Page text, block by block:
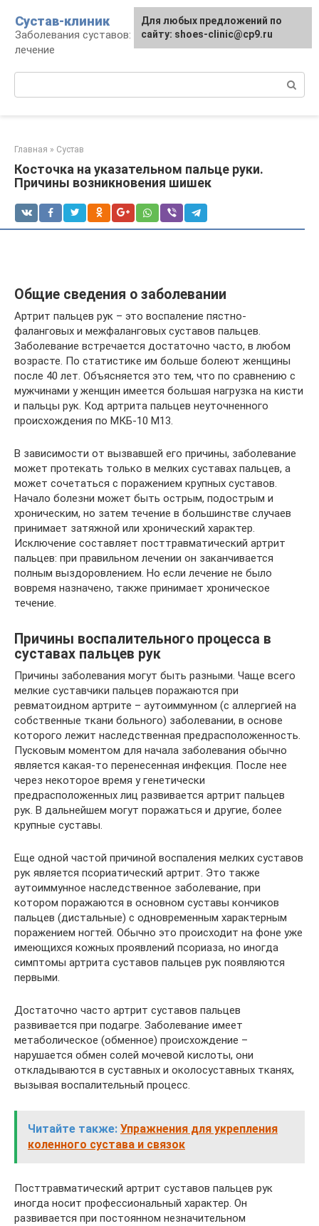
контенту
Сустав-клиник
Заболевания суставов: профилактика и
лечение
Главная » Сустав
Косточка на указательном пальце руки.
Причины возникновения шишек
Общие сведения о заболевании
Артрит пальцев рук – это воспаление пястно-
фаланговых и межфаланговых суставов пальцев.
Заболевание встречается достаточно часто, в любом
возрасте. По статистике им больше болеют женщины
после 40 лет. Объясняется это тем, что по сравнению с
мужчинами у женщин имеется большая нагрузка на кисти
и пальцы рук. Код артрита пальцев неуточненного
происхождения по МКБ-10 М13.
В зависимости от вызвавшей его причины, заболевание
может протекать только в мелких суставах пальцев, а
может сочетаться с поражением крупных суставов.
Начало болезни может быть острым, подострым и
хроническим, но затем течение в большинстве случаев
принимает затяжной или хронический характер.
Исключение составляет посттравматический артрит
пальцев: при правильном лечении он заканчивается
полным выздоровлением. Но если лечение не было
вовремя назначено, также принимает хроническое
течение.
Причины воспалительного процесса в
суставах пальцев рук
Причины заболевания могут быть разными. Чаще всего
мелкие суставчики пальцев поражаются при
ревматоидном артрите – аутоиммунном (с аллергией на
собственные ткани больного) заболевании, в основе
которого лежит наследственная предрасположенность.
Пусковым моментом для начала заболевания обычно
является какая-то перенесенная инфекция. После нее
через некоторое время у генетически
предрасположенных лиц развивается артрит пальцев
рук. В дальнейшем могут поражаться и другие, более
крупные суставы.
Еще одной частой причиной воспаления мелких суставов
рук является псориатический артрит. Это также
аутоиммунное наследственное заболевание, при
котором поражаются в основном суставы кончиков
пальцев (дистальные) с одновременным характерным
поражением ногтей. Обычно это происходит на фоне уже
имеющихся кожных проявлений псориаза, но иногда
симптомы артрита суставов пальцев рук появляются
первыми.
Достаточно часто артрит суставов пальцев
развивается при подагре. Заболевание имеет
метаболическое (обменное) происхождение –
нарушается обмен солей мочевой кислоты, они
откладываются в суставных и околосуставных тканях,
вызывая воспалительный процесс.
Читайте также: Упражнения для укрепления
коленного сустава и связок
Посттравматический артрит суставов пальцев рук
иногда носит профессиональный характер. Он
развивается при постоянном незначительном
Для любых предложений по
сайту: shoes-clinic@cp9.ru